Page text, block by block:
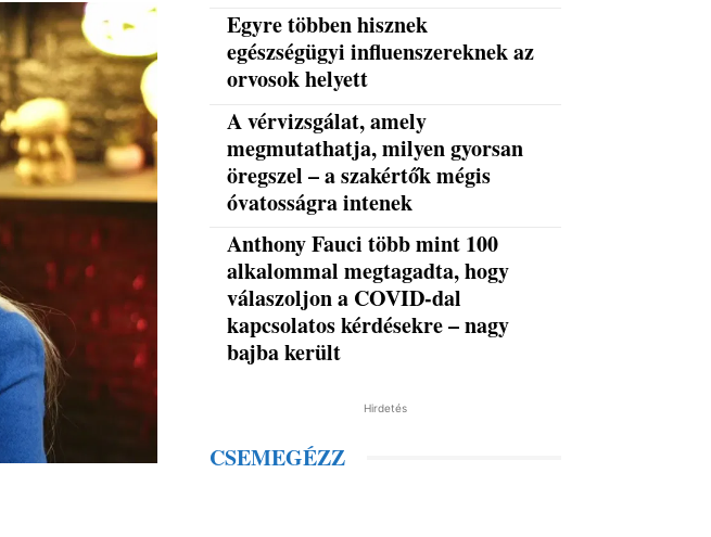
Egyre többen hisznek
egészségügyi influenszereknek az
orvosok helyett
A vérvizsgálat, amely
megmutathatja, milyen gyorsan
öregszel – a szakértők mégis
óvatosságra intenek
Anthony Fauci több mint 100
alkalommal megtagadta, hogy
válaszoljon a COVID-dal
kapcsolatos kérdésekre – nagy
bajba került
Hirdetés
CSEMEGÉZZ